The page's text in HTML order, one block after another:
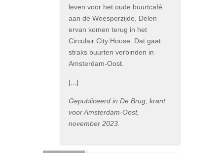
leven voor het oude buurtcafé
aan de Weesperzijde. Delen
ervan komen terug in het
Circulair City House. Dat gaat
straks buurten verbinden in
Amsterdam-Oost.
[...]
Gepubliceerd in De Brug, krant
voor Amsterdam-Oost,
november 2023.